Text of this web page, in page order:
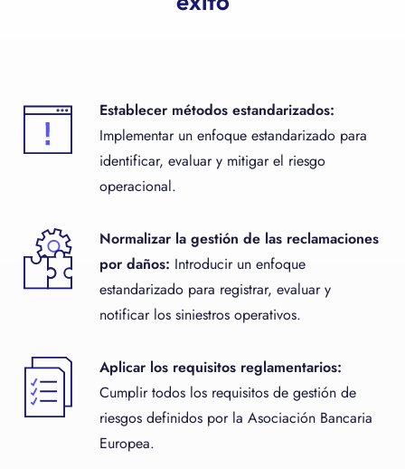
Establecer métodos estandarizados:
Implementar un enfoque estandarizado para
identificar, evaluar y mitigar el riesgo
operacional.
Normalizar la gestión de las reclamaciones
por daños: Introducir un enfoque
estandarizado para registrar, evaluar y
notificar los siniestros operativos.
Aplicar los requisitos reglamentarios:
Cumplir todos los requisitos de gestión de
riesgos definidos por la Asociación Bancaria
Europea.